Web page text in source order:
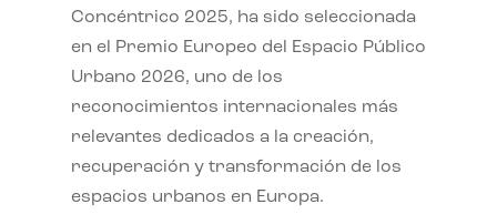
Concéntrico 2025, ha sido seleccionada
en el Premio Europeo del Espacio Público
Urbano 2026, uno de los
reconocimientos internacionales más
relevantes dedicados a la creación,
recuperación y transformación de los
espacios urbanos en Europa.